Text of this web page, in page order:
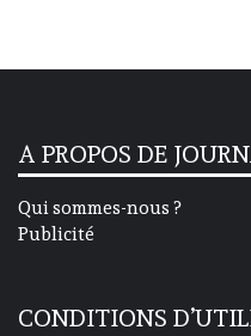
A PROPOS DE
Qui sommes-nous ?
Publicité
CONDITIONS